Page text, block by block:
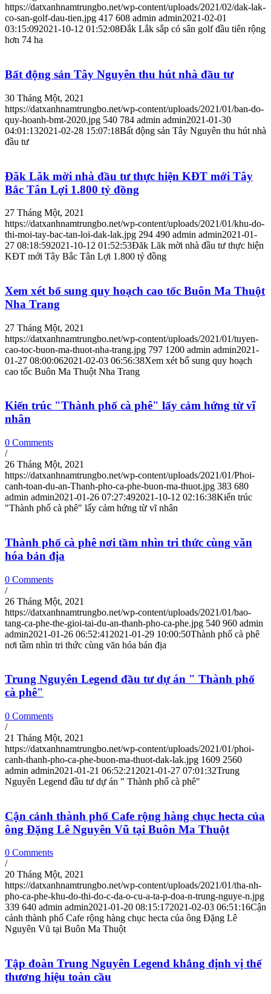
https://datxanhnamtrungbo.net/wp-content/uploads/2021/02/dak-lak-
co-san-golf-dau-tien.jpg 417 608 admin admin2021-02-01
03:15:092021-10-12 01:52:08Đắk Lắk sắp có sân golf đầu tiên rộng
hơn 74 ha
Bất động sản Tây Nguyên thu hút nhà đầu tư
30 Tháng Một, 2021
https://datxanhnamtrungbo.net/wp-content/uploads/2021/01/ban-do-
quy-hoanh-bmt-2020.jpg 540 784 admin admin2021-01-30
04:01:132021-02-28 15:07:18Bất động sản Tây Nguyên thu hút nhà
đầu tư
Đăk Lăk mời nhà đầu tư thực hiện KĐT mới Tây
Bắc Tân Lợi 1.800 tỷ đồng
27 Tháng Một, 2021
https://datxanhnamtrungbo.net/wp-content/uploads/2021/01/khu-do-
thi-moi-tay-bac-tan-loi-dak-lak.jpg 294 490 admin admin2021-01-
27 08:18:592021-10-12 01:52:53Đăk Lăk mời nhà đầu tư thực hiện
KĐT mới Tây Bắc Tân Lợi 1.800 tỷ đồng
Xem xét bổ sung quy hoạch cao tốc Buôn Ma Thuột
Nha Trang
27 Tháng Một, 2021
https://datxanhnamtrungbo.net/wp-content/uploads/2021/01/tuyen-
cao-toc-buon-ma-thuot-nha-trang.jpg 797 1200 admin admin2021-
01-27 08:00:062021-02-03 06:56:38Xem xét bổ sung quy hoạch
cao tốc Buôn Ma Thuột Nha Trang
Kiến trúc "Thành phố cà phê" lấy cảm hứng từ vĩ
nhân
0 Comments
/
26 Tháng Một, 2021
https://datxanhnamtrungbo.net/wp-content/uploads/2021/01/Phoi-
canh-toan-du-an-Thanh-pho-ca-phe-buon-ma-thuot.jpg 383 680
admin admin2021-01-26 07:27:492021-10-12 02:16:38Kiến trúc
"Thành phố cà phê" lấy cảm hứng từ vĩ nhân
Thành phố cà phê nơi tầm nhìn tri thức cùng văn
hóa bản địa
0 Comments
/
26 Tháng Một, 2021
https://datxanhnamtrungbo.net/wp-content/uploads/2021/01/bao-
tang-ca-phe-the-gioi-tai-du-an-thanh-pho-ca-phe.jpg 540 960 admin
admin2021-01-26 06:52:41 2021-01-29 10:00:50Thành phố cà phê
nơi tầm nhìn tri thức cùng văn hóa bản địa
Trung Nguyên Legend đầu tư dự án " Thành phố
cà phê"
0 Comments
/
21 Tháng Một, 2021
https://datxanhnamtrungbo.net/wp-content/uploads/2021/01/phoi-
canh-thanh-pho-ca-phe-buon-ma-thuot-dak-lak.jpg 1609 2560
admin admin2021-01-21 06:52:21 2021-01-27 07:01:32Trung
Nguyên Legend đầu tư dự án " Thành phố cà phê"
Cận cảnh thành phố Cafe rộng hàng chục hecta của
ông Đặng Lê Nguyên Vũ tại Buôn Ma Thuột
0 Comments
/
20 Tháng Một, 2021
https://datxanhnamtrungbo.net/wp-content/uploads/2021/01/tha-nh-
pho-ca-phe-khu-do-thi-do-c-da-o-cu-a-ta-p-doa-n-trung-nguye-n.jpg
339 640 admin admin2021-01-20 08:15:172021-02-03 06:51:16Cận
cảnh thành phố Cafe rộng hàng chục hecta của ông Đặng Lê
Nguyên Vũ tại Buôn Ma Thuột
Tập đoàn Trung Nguyên Legend khẳng định vị thế
thương hiệu toàn cầu